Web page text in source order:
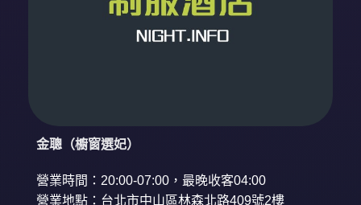
金聰（櫥窗選妃）
營業時間：20:00-07:00，最晚收客04:00
營業地點：台北市中山區林森北路409號2樓